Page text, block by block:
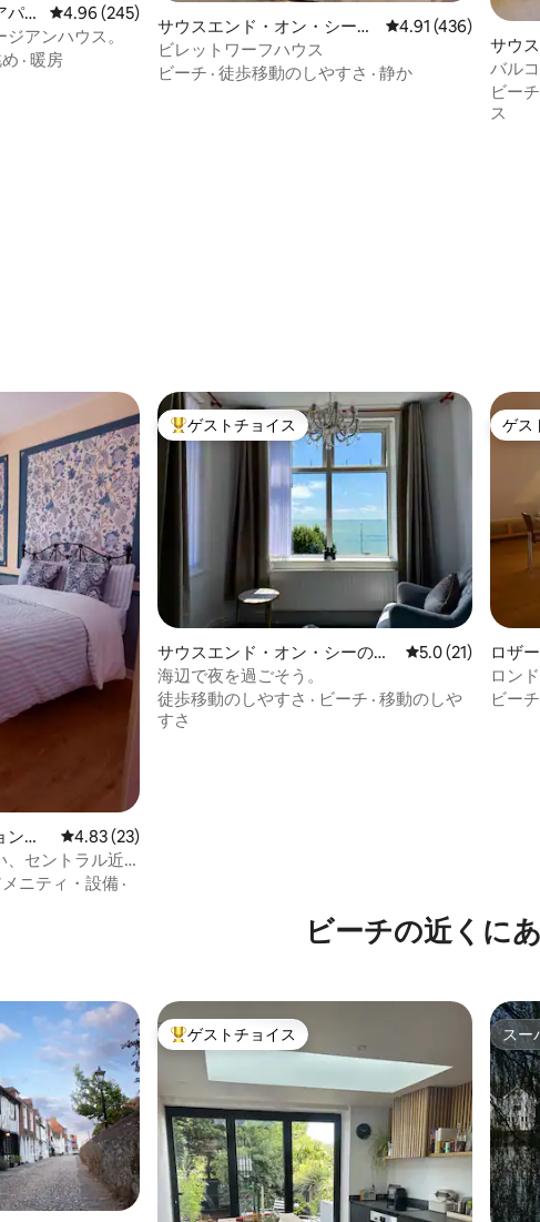
ー
レビュー245件、5つ星中4.96つ星の平均評価
4.96 (245)
アンハウス。
· 暖房
サウスエンド・オン・シーの
マンション・アパート
レビュー436件、5
4.91 (436)
ビレットワーフハウス
ビーチ · 徒歩移動のしやすさ · 静か
サウ
マン
バル
辺の
ビーチ
ス
・
レビュー23件、5つ星中4.83つ星の平均評価
4.83 (23)
、セントラル近
ニティ・設備 ·
大好評のゲストチョイスです。
ゲストチョイス
サウスエンド・オン・シーのマ
ンション・アパート
レビュー21件、5
5.0 (21)
海辺で夜を過ごそう。
徒歩移動のしやすさ · ビーチ · 移動のしや
すさ
ゲス
ゲス
ロザ
アパ
ロン
ビーチ
ビーチの近くに
です。 大好評のゲストチョイスです。
ゲストチョイス スー
スー